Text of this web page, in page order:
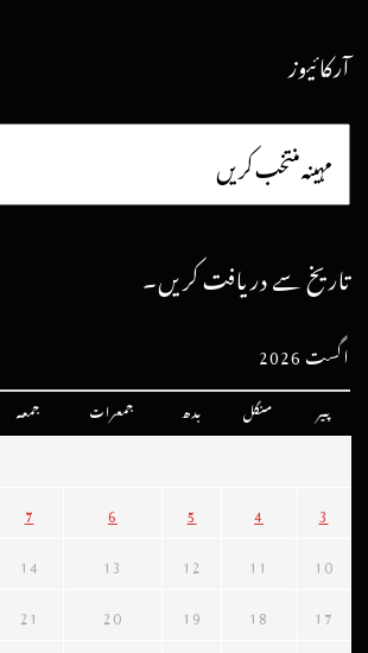
آرکائیوز
تاریخ سے دریافت کریں۔
اگست 2026
پیر منگل بدھ جمعرات جمعہ
3
4
5
6
7
10
11
12
13
14
17
18
19
20
21